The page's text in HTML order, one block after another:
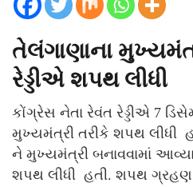
તેલંગાણાના
રેડ્ડીએ શપથ લીધી
કોંગ્રેસ નેતા રેવંત રેડ્ડીએ 7
મુખ્યમંત્રી તરીકે શપથ લીધી
ને મુખ્યમંત્રી બનાવવામાં
શપથ લીધી હતી. શપથ